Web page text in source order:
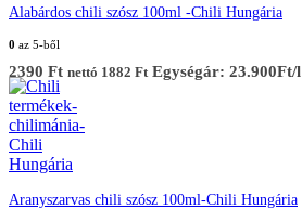
Alabárdos chili szósz 100ml -Chili Hungária
0 az 5-ből
2390 Ft nettó 1882 Ft Egységár: 23.900Ft/l
Aranyszarvas chili szósz 100ml-Chili Hungária